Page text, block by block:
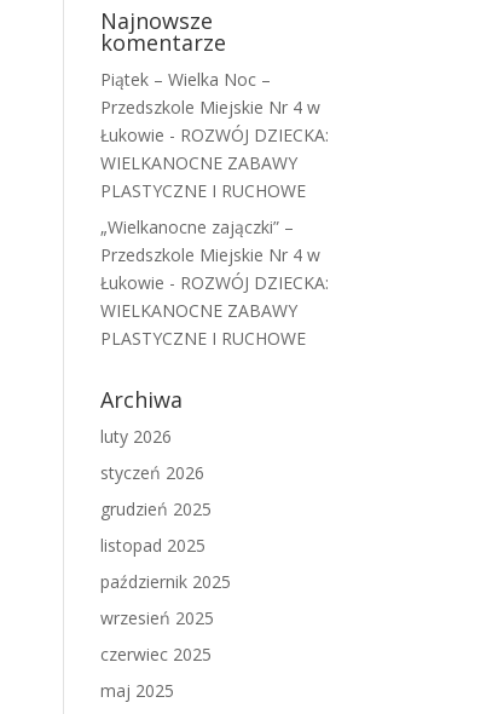
Najnowsze
komentarze
Piątek – Wielka Noc –
Przedszkole Miejskie Nr 4 w
Łukowie - ROZWÓJ DZIECKA:
WIELKANOCNE ZABAWY
PLASTYCZNE I RUCHOWE
„Wielkanocne zajączki” –
Przedszkole Miejskie Nr 4 w
Łukowie - ROZWÓJ DZIECKA:
WIELKANOCNE ZABAWY
PLASTYCZNE I RUCHOWE
Archiwa
luty 2026
styczeń 2026
grudzień 2025
listopad 2025
październik 2025
wrzesień 2025
czerwiec 2025
maj 2025